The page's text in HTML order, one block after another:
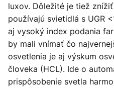
luxov. Dôležité je tiež
používajú svietidlá s UGR
aj vysoký index podania
by mali vnímať čo
osvetlenia je aj výskum
človeka (HCL). Ide o
prispôsobenie svetla